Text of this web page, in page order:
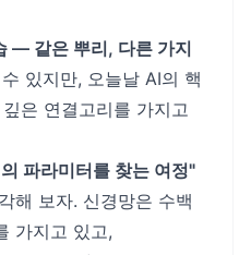
— 같은 뿌리, 다른 가지
있지만, 오늘날 AI의 핵
은 연결고리를 가지고
파라미터를 찾는 여정"
해 보자. 신경망은 수백
가지고 있고,